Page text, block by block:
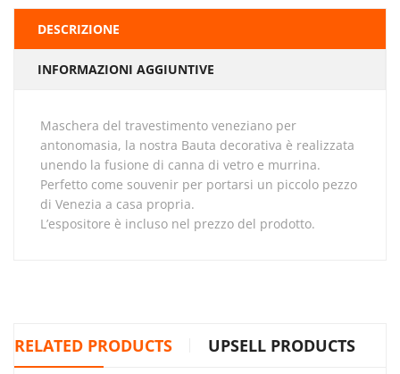
DESCRIZIONE
INFORMAZIONI AGGIUNTIVE
Maschera del travestimento veneziano per
antonomasia, la nostra Bauta decorativa è realizzata
unendo la fusione di canna di vetro e murrina.
Perfetto come souvenir per portarsi un piccolo pezzo
di Venezia a casa propria.
L’espositore è incluso nel prezzo del prodotto.
RELATED PRODUCTS UPSELL PRODUCTS